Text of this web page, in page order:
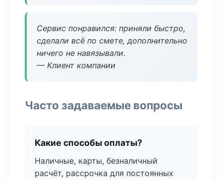
Сервис понравился: приняли быстро,
сделали всё по смете, дополнительно
ничего не навязывали.
— Клиент компании
Часто задаваемые вопросы
Какие способы оплаты?
Наличные, карты, безналичный
расчёт, рассрочка для постоянных